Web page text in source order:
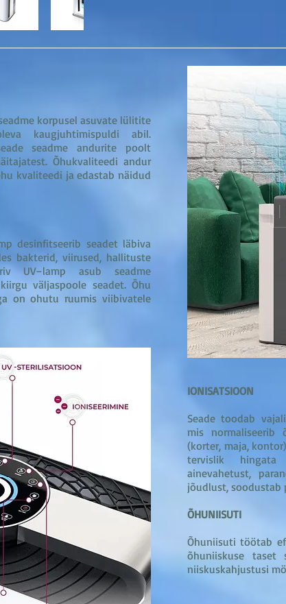
korpusel asuvate lülitite
kaugjuhtimispuldi abil.
seadme andurite poolt
Õhukvaliteedi andur
kvaliteedi ja edastab näidud
desinfitseerib seadet läbiva
bakterid, viirused, hallituste
UV–lamp asub seadme
väljaspoole seadet. Õhu
on ohutu ruumis viibivatele
IONISATSIOON
Seade toodab
mis normaliseerib
(korter, maja,
tervislik
ainevahetust,
jõudlust, soodustab
ÕHUNIISUTI
Õhuniisuti töötab
õhuniiskuse
niiskuskahjustusi